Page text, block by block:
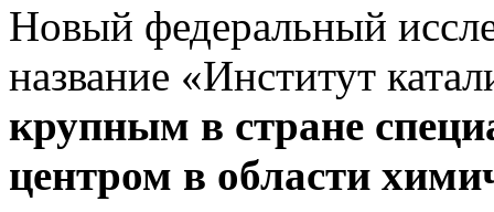
Новый федеральный
название «Институт
крупным в стране
центром в области